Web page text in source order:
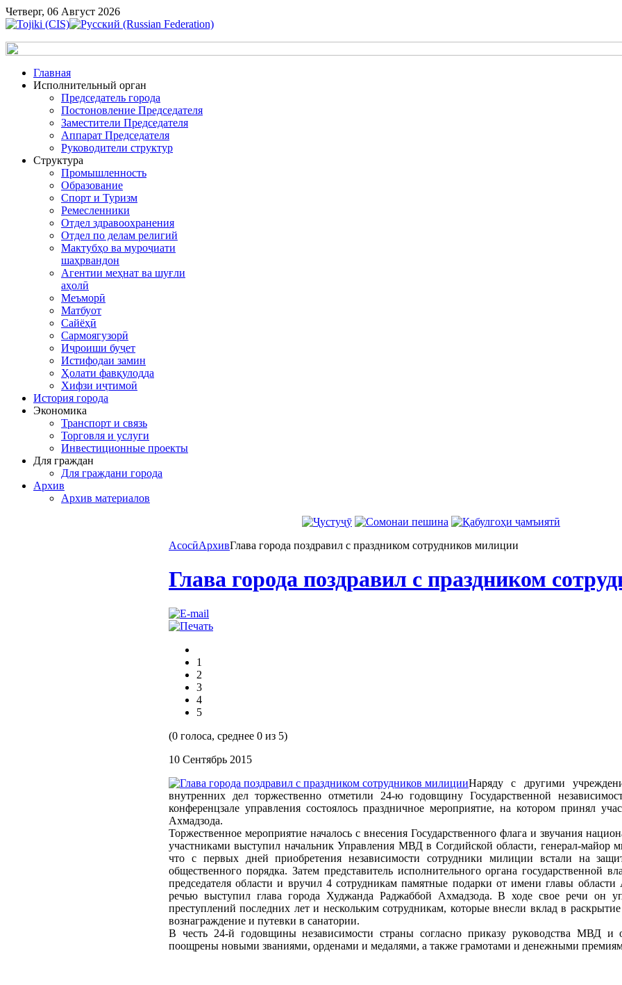
Четверг, 06 Август 2026
Главная
Исполнительный орган
Председатель города
Постоновление Председателя
Заместители Председателя
Аппарат Председателя
Руководители структур
Структура
Промышленность
Образование
Спорт и Туризм
Ремесленники
Отдел здравоохранения
Отдел по делам религий
Мактубҳо ва муроҷиати
шаҳрвандон
Агентии меҳнат ва шуғли
аҳолӣ
Меъморӣ
Матбуот
Сайёҳӣ
Сармоягузорӣ
Иҷроиши буҷет
Истифодаи замин
Ҳолати фавқулодда
Хифзи иҷтимоӣ
История города
Экономика
Транспорт и связь
Торговля и услуги
Инвестиционные проекты
Для граждан
Для граждани города
Архив
Архив материалов
АсосӣАрхивГлава города поздравил с праздником сотрудников милиции
Глава города поздравил с праздником
1
2
3
4
5
(0 голоса, среднее 0 из 5)
10 Сентябрь 2015
Наряду с другими
внутренних дел торжественно отметили 24-ю годовщину Государственной
конференцзале управления состоялось праздничное мероприятие, на котором принял
Ахмадзода.
Торжественное мероприятие началось с внесения Государственного флага и звучания
участниками выступил начальник Управления МВД в Согдийской области, генерал-
что с первых дней приобретения независимости сотрудники милиции встали на
общественного порядка. Затем представитель исполнительного органа государственной
председателя области и вручил 4 сотрудникам памятные подарки от имени главы
речью выступил глава города Худжанда Раджаббой Ахмадзода. В ходе свое речи он
преступлений последних лет и нескольким сотрудникам, которые внесли вклад в
вознаграждение и путевки в санатории.
В честь 24-й годовщины независимости страны согласно приказу руководства МВД и
поощрены новыми званиями, орденами и медалями, а также грамотами и денежными